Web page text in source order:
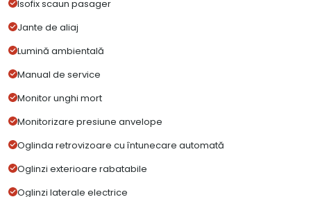
Isofix scaun pasager
Jante de aliaj
Lumină ambientală
Manual de service
Monitor unghi mort
Monitorizare presiune anvelope
Oglinda retrovizoare cu întunecare automată
Oglinzi exterioare rabatabile
Oglinzi laterale electrice